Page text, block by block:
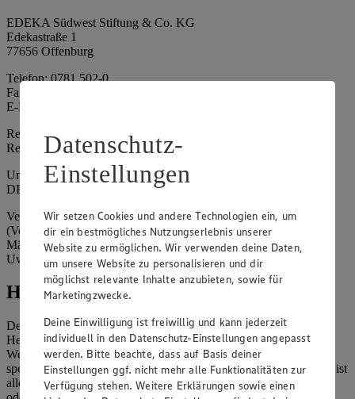
EDEKA Südwest Stiftung & Co. KG
Edekastraße 1
77656 Offenburg
Telefon: 0781 502-0
Fax: 0781 502-6180
E-Mail: kundenservice@edeka-suedwest.de
Registergericht: Amtsgericht Freiburg i.B.
Registernummer: HRA 707629
Umsatzsteuer-Identifikationsnummer gem. § 27a UStG:
DE815916131
Vertretungsberechtigte: Rainer Huber (Sprecher)
(Vorstandsmitglied), Klaus Fickert (Vorstandsmitglied), Jürgen
Mäder (Vorstandsmitglied), Patrick Mogck (Vorstandsmitglied),
Uwe Kohler
Hinweise
Der Inhalt dieser Website ist urheberrechtlich geschützt. Der
Herausgeber gewährt Ihnen jedoch das Recht, den auf dieser
Website bereitgestellten Text ganz oder ausschnittsweise zu
speichern und zu vervielfältigen. Aus Gründen des Urheberrechts ist
allerdings die Speicherung und Vervielfältigung von Bildmaterial
Datenschutz-
Einstellungen
Wir setzen Cookies und andere Technologien ein, um
dir ein bestmögliches Nutzungserlebnis unserer
Website zu ermöglichen. Wir verwenden deine Daten,
um unsere Website zu personalisieren und dir
möglichst relevante Inhalte anzubieten, sowie für
Marketingzwecke.
Deine Einwilligung ist freiwillig und kann jederzeit
individuell in den Datenschutz-Einstellungen angepasst
werden. Bitte beachte, dass auf Basis deiner
Einstellungen ggf. nicht mehr alle Funktionalitäten zur
Verfügung stehen. Weitere Erklärungen sowie einen